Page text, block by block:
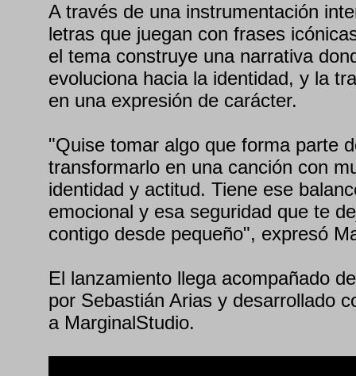
A través de una instrumentación
letras que juegan con frases
el tema construye una narrativa
evoluciona hacia la identidad, y la
en una expresión de carácter.
"Quise tomar algo que forma parte
transformarlo en una canción con
identidad y actitud. Tiene ese
emocional y esa seguridad que te
contigo desde pequeño", expresó
El lanzamiento llega acompañado
por Sebastián Arias y desarrollado
a MarginalStudio.